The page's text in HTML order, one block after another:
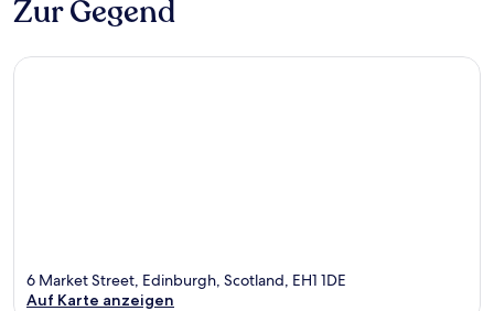
Zur Gegend
6 Market Street, Edinburgh, Scotland, EH1 1DE
Auf Karte anzeigen